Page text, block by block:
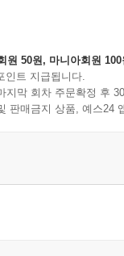
원 50원, 마니아회원 100
인트 지급됩니다.
막 회차 주문확정 후
판매금지 상품, 예스24